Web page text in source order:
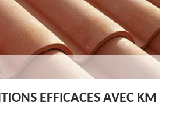
EFFICACES AVEC KM